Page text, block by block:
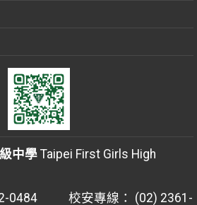
中學Taipei First Girls High
0484 校安專線： (02) 2361-